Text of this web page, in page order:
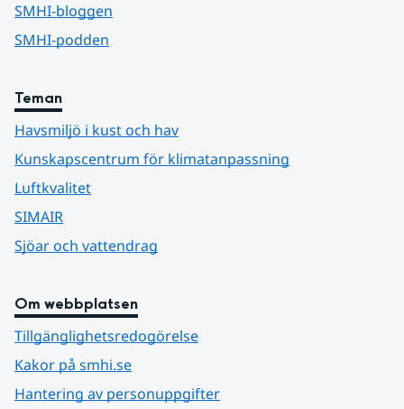
SMHI-bloggen
SMHI-podden
Teman
Havsmiljö i kust och hav
Kunskapscentrum för klimatanpassning
Luftkvalitet
SIMAIR
Sjöar och vattendrag
Om webbplatsen
Tillgänglighetsredogörelse
Kakor på smhi.se
Hantering av personuppgifter